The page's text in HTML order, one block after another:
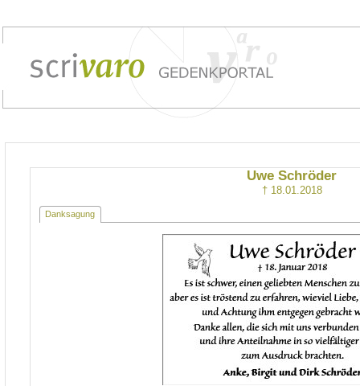
Uwe Schröder
† 18.01.2018
Danksagung